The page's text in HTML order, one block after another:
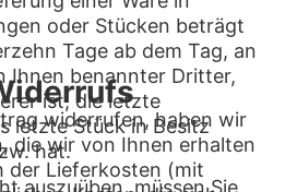
oder Stücken beträgt
Tage ab dem Tag, an
Ihnen benannter Dritter,
ist, die letzte
letzte Stück in Besitz
hat.
widerrufen, haben wir
die wir von Ihnen erhalten
der Lieferkosten (mit